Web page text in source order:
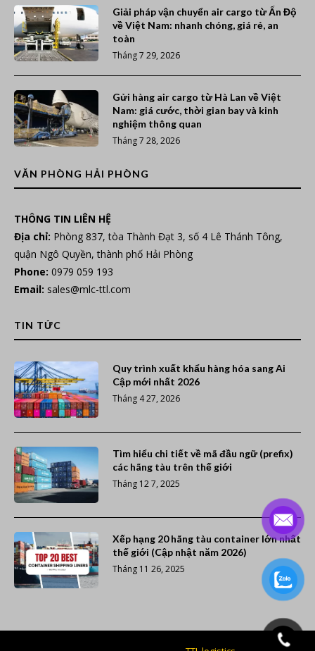
Giải pháp vận chuyển air cargo từ Ấn Độ
về Việt Nam: nhanh chóng, giá rẻ, an
toàn
Tháng 7 29, 2026
Gửi hàng air cargo từ Hà Lan về Việt
Nam: giá cước, thời gian bay và kinh
nghiệm thông quan
Tháng 7 28, 2026
VĂN PHÒNG HẢI PHÒNG
THÔNG TIN LIÊN HỆ
Địa chỉ: Phòng 837, tòa Thành Đạt 3, số 4 Lê Thánh Tông,
quận Ngô Quyền, thành phố Hải Phòng
Phone: 0979 059 193
Email: sales@mlc-ttl.com
TIN TỨC
Quy trình xuất khẩu hàng hóa sang Ai
Cập mới nhất 2026
Tháng 4 27, 2026
Tìm hiểu chi tiết về mã đầu ngữ (prefix)
các hãng tàu trên thế giới
Tháng 12 7, 2025
Xếp hạng 20 hãng tàu container lớn nhất
thế giới (Cập nhật năm 2026)
Tháng 11 26, 2025